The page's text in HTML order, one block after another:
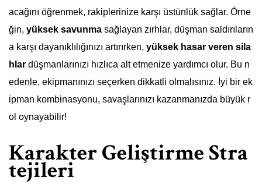
acağını öğrenmek, rakiplerinize karşı üstünlük sağlar. Örne
ğin, yüksek savunma sağlayan zırhlar, düşman saldırıların
a karşı dayanıklılığınızı artırırken, yüksek hasar veren sila
hlar düşmanlarınızı hızlıca alt etmenize yardımcı olur. Bu n
edenle, ekipmanınızı seçerken dikkatli olmalısınız. İyi bir ek
ipman kombinasyonu, savaşlarınızı kazanmanızda büyük r
ol oynayabilir!
Karakter Geliştirme Stra
tejileri